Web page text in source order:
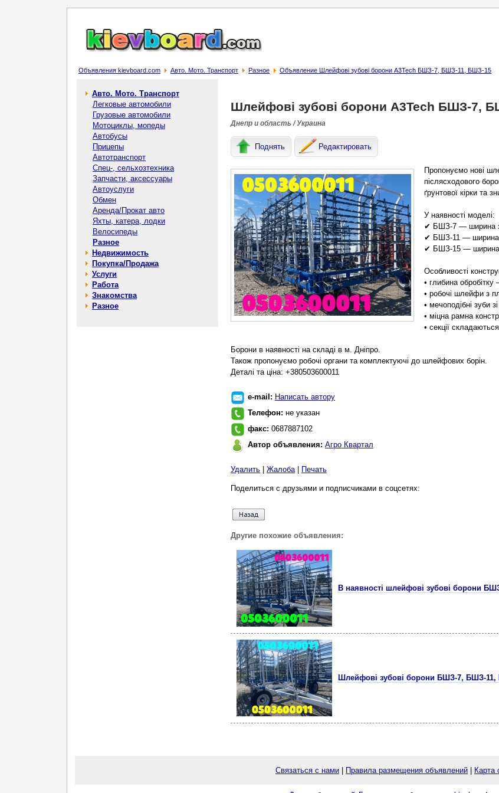
Объявления kievboard.com Авто. Мото. Транспорт Разное Объявление Шлейфові зубові борони A3Tech БШЗ-7, БШЗ-11, БШЗ-15
Авто. Мото. Транспорт
Легковые автомобили
Грузовые автомобили
Мотоциклы, мопеды
Автобусы
Прицепы
Автотранспорт
Спец-, cельхозтехника
Запчасти, аксессуары
Автоуслуги
Обмен
Аренда/Прокат авто
Яхты, катера, лодки
Велосипеды
Разное
Недвижимость
Покупка/Продажа
Услуги
Работа
Знакомства
Разное
Шлейфові зубові борони A3Tech БШЗ-7,
Днепр и область / Украина
Поднять Редактировать
Пропонуємо нові
післясходового
ґрунтової кірки та
У наявності моделі:
✔ БШЗ-7 — ширина
✔ БШЗ-11 — ширина
✔ БШЗ-15 — ширина
Особливості
• глибина
• робочі шлейфи з
• мечоподібні зуби
• міцна рамна
• секції
Борони в наявності на складі в м. Дніпро.
Також пропонуємо робочі органи та комплектуючі до шлейфових борін.
Деталі та ціна: +380503600011
e-mail: Написать автору
Телефон: не указан
факс: 0687887102
Автор объявления: Агро Квартал
Удалить Жалоба| Печать
Поделиться с друзьями и подписчиками в соцсетях:
Другие похожие объявления:
В наявності шлейфові зубові борони
Шлейфові зубові борони БШЗ-7, БШЗ-
Связаться с нами Правила размещения объявлений Карта